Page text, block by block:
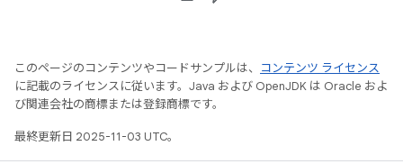
このページのコンテンツやコードサンプルは、
コンテンツ ライセンス
に記載のライセンスに従います。Java および OpenJDK は Oracle およ
び関連会社の商標または登録商標です。
最終更新日 2025-11-03 UTC。